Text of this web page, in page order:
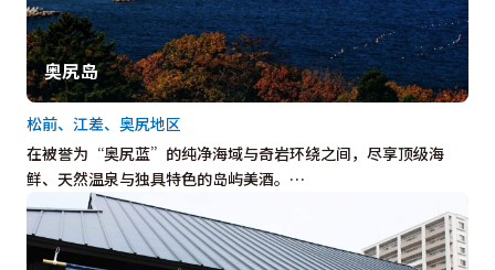
奥尻岛
在被誉为“奥尻蓝”的纯净海域与奇岩环绕之间，尽享顶级海
鲜、天然温泉与独具特色的岛屿美酒。…
松前、江差、奥尻地区